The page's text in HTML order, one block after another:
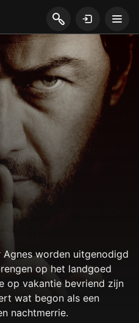
Agnes worden uitgenodigd
op het landgoed
op vakantie bevriend zijn
wat begon als een
nachtmerrie.